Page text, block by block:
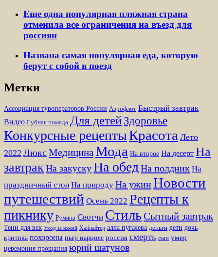
Еще одна популярная пляжная страна
отменила все ограничения на въезд для
россиян
Названа самая популярная еда, которую
берут с собой в поезд
Метки
Ассоциация туроператоров России Аэрофлот Быстрый завтрак
Видео Губная помада Для детейЗдоровье
Конкурсные рецептыКрасота Лето
2022 Люкс МедицинаМода На второе На десерт На
завтракНа закускуНа обедНа полдник На
праздничный стол На природу На ужинНовости
путешествий Осень 2022 Рецепты к
пикнику Румяна Свотчи СтильСытный завтрак
Тени для век Уход за кожей Хайлайтер алла пугачева деньги дети дочь
критика похороны пьер нарцисс россия смерть сын умер
церемония прощания юрий шатунов